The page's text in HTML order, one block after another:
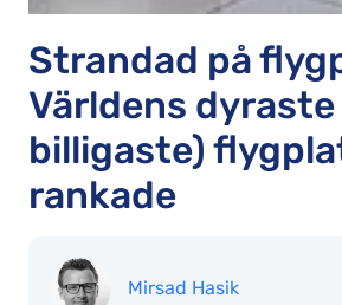
Strandad på
Världens
billigaste)
rankade
Mirsad Hasik